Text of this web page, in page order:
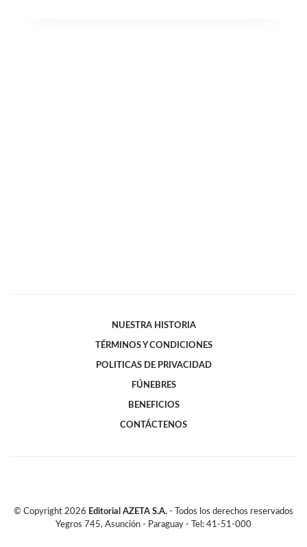
NUESTRA HISTORIA
TÉRMINOS Y CONDICIONES
POLITICAS DE PRIVACIDAD
FÚNEBRES
BENEFICIOS
CONTÁCTENOS
© Copyright 2026 Editorial AZETA S.A. - Todos los derechos reservados
Yegros 745, Asunción - Paraguay - Tel: 41-51-000